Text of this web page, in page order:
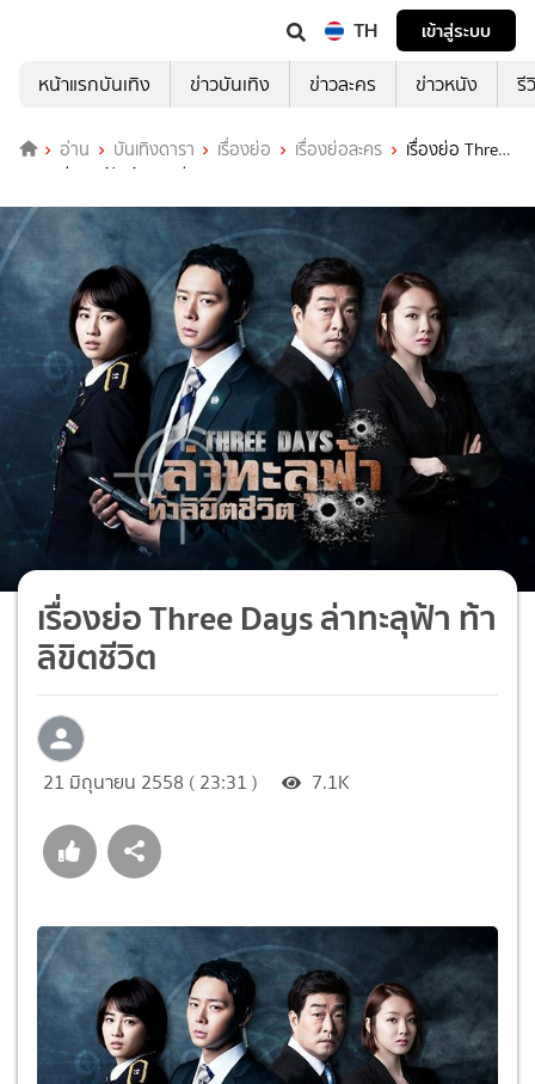
TH
เข้าสู่ระบบ
หน้าแรกบันเทิง
ข่าวบันเทิง ข่าวละคร ข่าวหนัง รี
อ่าน บันเทิงดารา เรื่องย่อ เรื่องย่อละคร
เรื่องย่อ Three
Days ล่าทะลุฟ้า ท้าลิขิตชีวิต
เรื่องย่อ Three Days ล่าทะลุฟ้า ท้า
ลิขิตชีวิต
21 มิถุนายน 2558 ( 23:31 ) 7.1K